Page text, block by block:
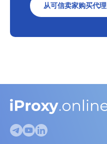
从可信卖家购买代理